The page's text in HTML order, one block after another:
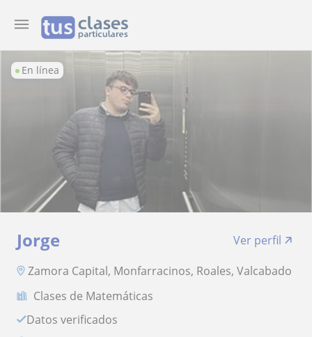
En línea
Jorge
Ver perfil
Zamora Capital, Monfarracinos, Roales, Valcabado
Clases de Matemáticas
Datos verificados